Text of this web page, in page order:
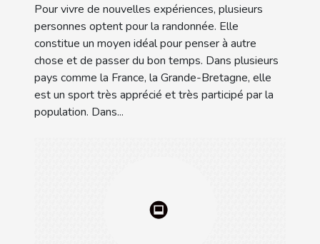
Pour vivre de nouvelles expériences, plusieurs
personnes optent pour la randonnée. Elle
constitue un moyen idéal pour penser à autre
chose et de passer du bon temps. Dans plusieurs
pays comme la France, la Grande-Bretagne, elle
est un sport très apprécié et très participé par la
population. Dans...